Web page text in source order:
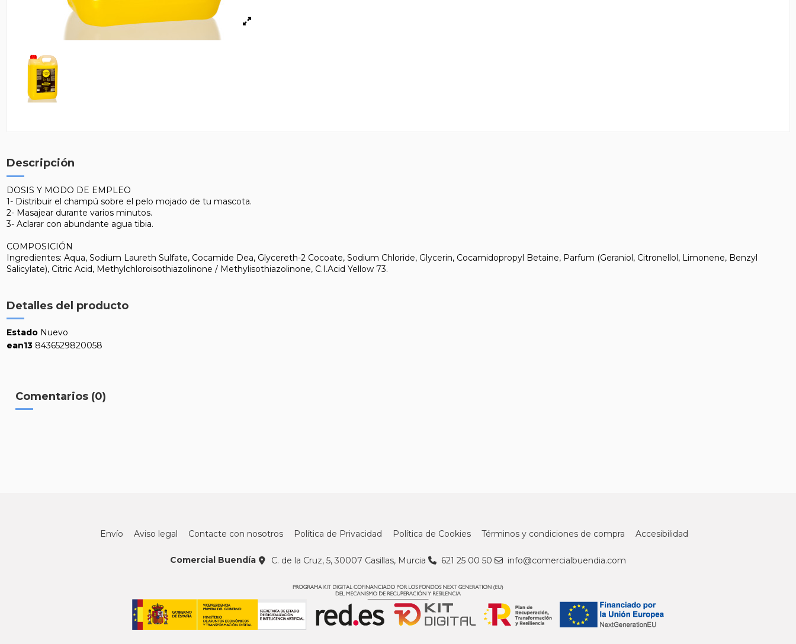
Descripción
DOSIS Y MODO DE EMPLEO
1- Distribuir el champú sobre el pelo mojado de tu mascota.
2- Masajear durante varios minutos.
3- Aclarar con abundante agua tibia.
COMPOSICIÓN
Ingredientes: Aqua, Sodium Laureth Sulfate, Cocamide Dea, Glycereth-2 Cocoate, Sodium Chloride, Glycerin, Cocamidopropyl Betaine, Parfum (Geraniol, Citronellol, Limonene, Benzyl
Salicylate), Citric Acid, Methylchloroisothiazolinone / Methylisothiazolinone, C.I.Acid Yellow 73.
Detalles del producto
Estado Nuevo
ean13 8436529820058
Comentarios (0)
Envío Aviso legal Contacte con nosotros Política de Privacidad Política de Cookies Términos y condiciones de compra Accesibilidad
Comercial Buendía C. de la Cruz, 5, 30007 Casillas, Murcia 621 25 00 50 info@comercialbuendia.com